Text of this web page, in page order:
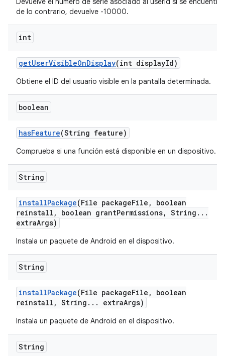
de lo contrario, devuelve -10000.
int
getUserVisibleOnDisplay(int displayId)
Obtiene el ID del usuario visible en la pantalla determinada.
boolean
hasFeature(String feature)
Comprueba si una función está disponible en un dispositivo.
String
installPackage(File packageFile ,
boolean
reinstall , boolean grantPermissions, String . . .
extraArgs)
Instala un paquete de Android en el dispositivo.
String
installPackage(File packageFile ,
boolean
reinstall , String . . . extraArgs)
Instala un paquete de Android en el dispositivo.
String